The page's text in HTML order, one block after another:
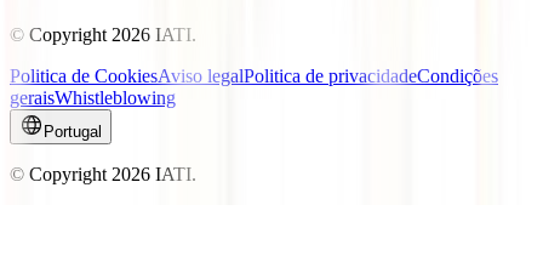
© Copyright2026 IATI.
Politica de CookiesAviso legalPolitica de privacidadeCondições
geraisWhistleblowing
Portugal
© Copyright2026 IATI.